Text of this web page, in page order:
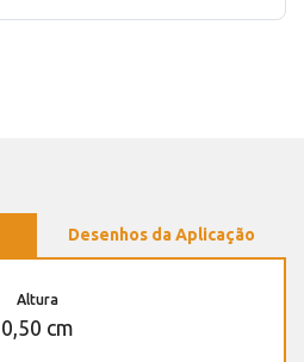
Desenhos da Aplicação
Altura
0,50 cm